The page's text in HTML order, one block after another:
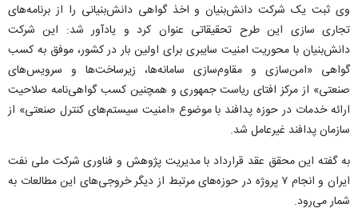
وی ثبت یک شرکت دانش‌بنیان و اخذ گواهی دانش‌بنیانی را از برنامه‌های
تجاری سازی این طرح تحقیقاتی عنوان کرد و یادآور شد: این شرکت
دانش‌بنیان با محوریت امنیت سایبری برای اولین بار در کشور، موفق به کسب
گواهی «امن‌سازی و مقاوم‌سازی سامانه‌ها، زیرساخت‌ها و سرویس‌های
صنعتی» از مرکز افتای ریاست جمهوری و همچنین کسب گواهی‌نامه صلاحیت
ارائه خدمات در حوزه پدافند با موضوع «امنیت سیستم‌های کنترل صنعتی» از
سازمان پدافند غیرعامل شد.
به گفته این محقق عقد قرارداد با مدیریت پژوهش و فناوری شرکت ملی نفت
ایران و انجام ۷ پروژه در حوزه‌های مرتبط از دیگر خروجی‌های این مطالعات به
شمار می‌رود.